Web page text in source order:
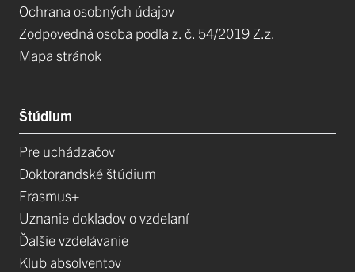
Ochrana osobných údajov
Zodpovedná osoba podľa z. č. 54/2019 Z.z.
Mapa stránok
Štúdium
Pre uchádzačov
Doktorandské štúdium
Erasmus+
Uznanie dokladov o vzdelaní
Ďalšie vzdelávanie
Klub absolventov